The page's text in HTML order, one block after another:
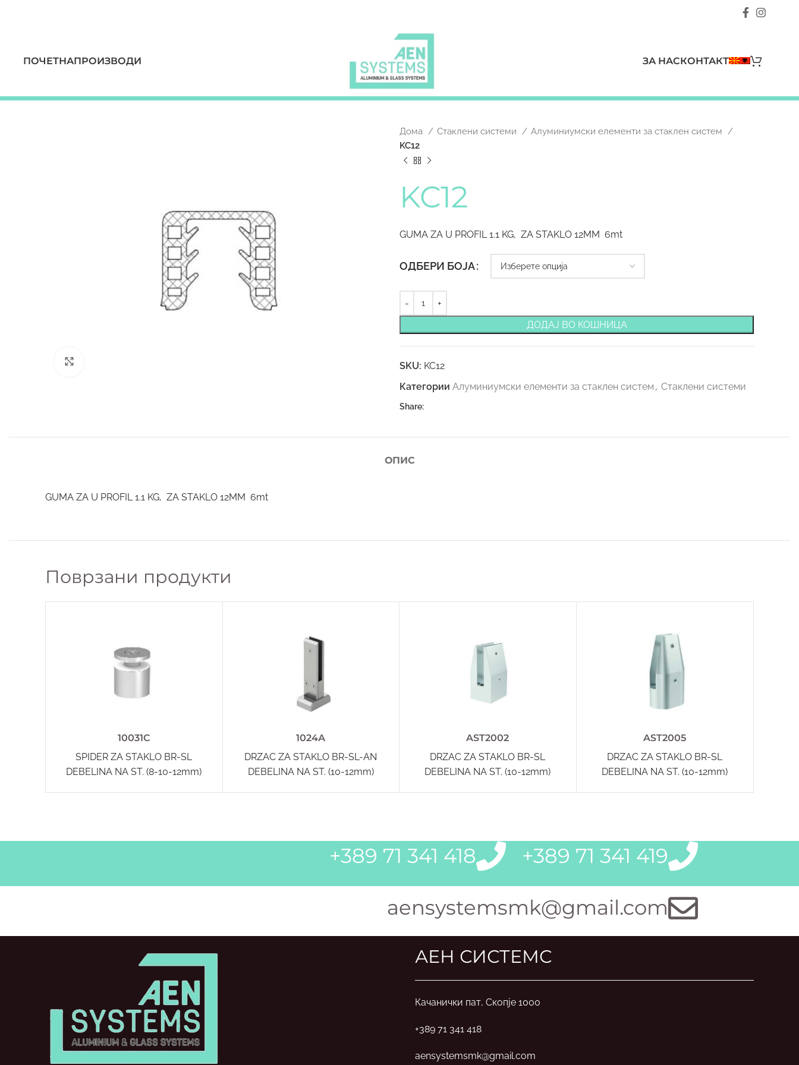
ПОЧЕТНАПРОИЗВОДИ ЗА НАСКОНТАКТ
Дома Стаклени системи
Алуминиумски елементи за стаклен систем
KC12
KC12
GUMA ZA U PROFIL 1.1 KG, ZA STAKLO 12MM 6mt
ОДБЕРИ БОЈА
ДОДАЈ ВО КОШНИЦА
SKU: KC12
Категории Алуминиумски елементи за стаклен систем , Стаклени системи
Share:
ОПИС
GUMA ZA U PROFIL 1.1 KG, ZA STAKLO 12MM 6mt
Поврзани продукти
10031C
SPIDER ZA STAKLO BR-SL
DEBELINA NA ST. (8-10-12mm)
1024А
DRZAC ZA STAKLO BR-SL-AN
DEBELINA NA ST. (10-12mm)
AST2002
DRZAC ZA STAKLO BR-SL
DEBELINA NA ST. (10-12mm)
AST2005
DRZAC ZA STAKLO BR-SL
DEBELINA NA ST. (10-12mm)
+389 71 341 418 +389 71 341 419
aensystemsmk@gmail.com
АЕН СИСТЕМС
Качанички пат, Скопје 1000
+389 71 341 418
aensystemsmk@gmail.com